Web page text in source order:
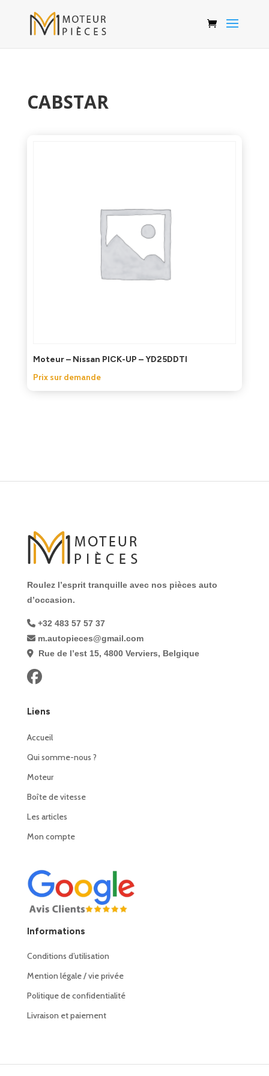
CABSTAR
Moteur – Nissan PICK-UP – YD25DDTI
Prix sur demande
Roulez l’esprit tranquille avec nos pièces auto
d’occasion.
+32 483 57 57 37
m.autopieces@gmail.com
Rue de l’est 15, 4800 Verviers, Belgique
Liens
Accueil
Qui somme-nous ?
Moteur
Boîte de vitesse
Les articles
Mon compte
Informations
Conditions d’utilisation
Mention légale / vie privée
Politique de confidentialité
Livraison et paiement